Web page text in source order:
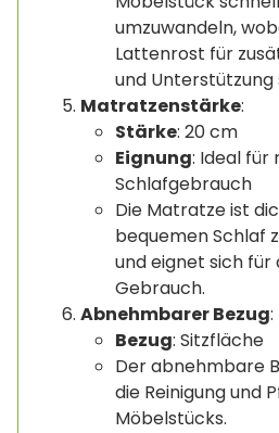
umzuwandeln,
Lattenrost für
und Unterstützung
Matratzenstärke:
Stärke: 20 cm
Eignung: Ideal für
Schlafgebrauch
Die Matratze ist
bequemen Schlaf
und eignet sich
Gebrauch.
Abnehmbarer Bezug:
Bezug: Sitzfläche
Der abnehmbare
die Reinigung und
Möbelstücks.